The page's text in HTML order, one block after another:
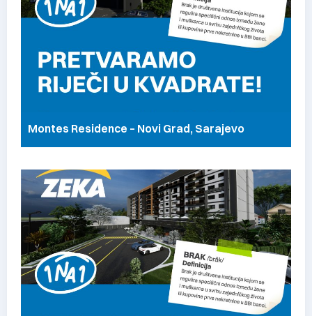
Montes Residence – Novi Grad, Sarajevo